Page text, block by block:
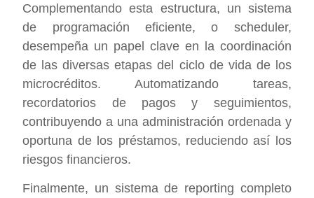
Complementando esta estructura, un sistema
de programación eficiente, o scheduler,
desempeña un papel clave en la coordinación
de las diversas etapas del ciclo de vida de los
microcréditos. Automatizando tareas,
recordatorios de pagos y seguimientos,
contribuyendo a una administración ordenada y
oportuna de los préstamos, reduciendo así los
riesgos financieros.
Finalmente, un sistema de reporting completo